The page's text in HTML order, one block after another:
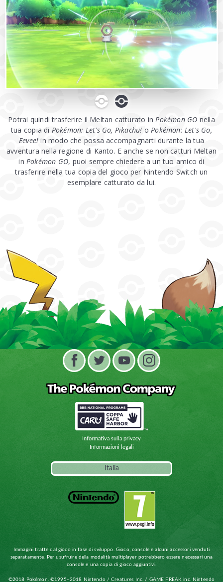
0
Potrai quindi trasferire il Meltan catturato in Pokémon GO nella
tua copia di Pokémon: Let's Go, Pikachu! o Pokémon: Let's Go,
Eevee! in modo che possa accompagnarti durante la tua
avventura nella regione di Kanto. E anche se non catturi Meltan
in Pokémon GO, puoi sempre chiedere a un tuo amico di
trasferire nella tua copia del gioco per Nintendo Switch un
esemplare catturato da lui.
Informativa sulla privacy
Informazioni legali
Italia
Immagini tratte dal gioco in fase di sviluppo. Gioco, console e alcuni accessori venduti
separatamente. Per usufruire della modalità multiplayer potrebbero essere necessari una
console e una copia di gioco aggiuntivi.
©2018 Pokémon. ©1995–2018 Nintendo / Creatures Inc. / GAME FREAK inc. Nintendo